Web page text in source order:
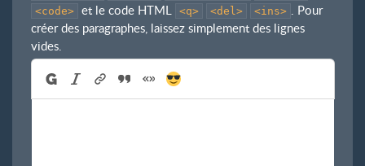
<code>
et le code HTML <q> <del> <ins>
. Pour
créer des paragraphes, laissez simplement des lignes
vides.